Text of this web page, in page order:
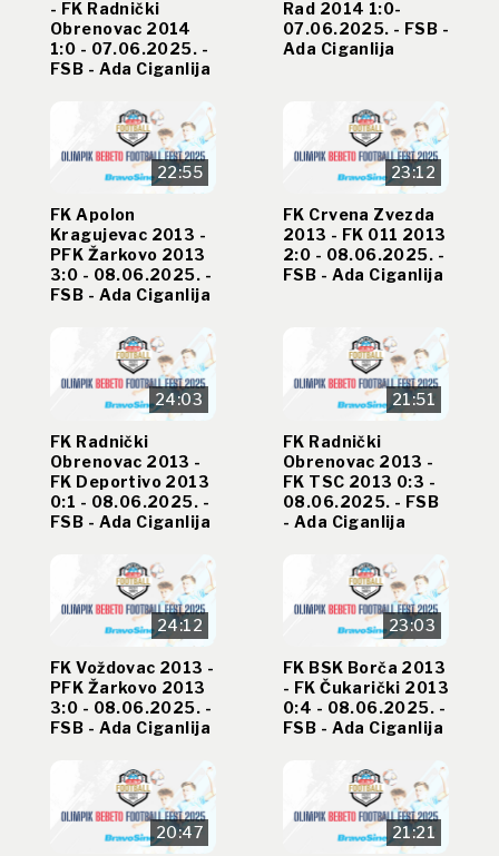
- FK Radnički
Obrenovac 2014
1:0 - 07.06.2025. -
FSB - Ada Ciganlija
Rad 2014 1:0-
07.06.2025. - FSB -
Ada Ciganlija
22:55
FK Apolon
Kragujevac 2013 -
PFK Žarkovo 2013
3:0 - 08.06.2025. -
FSB - Ada Ciganlija
23:12
FK Crvena Zvezda
2013 - FK 011 2013
2:0 - 08.06.2025. -
FSB - Ada Ciganlija
24:03
FK Radnički
Obrenovac 2013 -
FK Deportivo 2013
0:1 - 08.06.2025. -
FSB - Ada Ciganlija
21:51
FK Radnički
Obrenovac 2013 -
FK TSC 2013 0:3 -
08.06.2025. - FSB
- Ada Ciganlija
24:12
FK Voždovac 2013 -
PFK Žarkovo 2013
3:0 - 08.06.2025. -
FSB - Ada Ciganlija
23:03
FK BSK Borča 2013
- FK Čukarički 2013
0:4 - 08.06.2025. -
FSB - Ada Ciganlija
20:47 21:21